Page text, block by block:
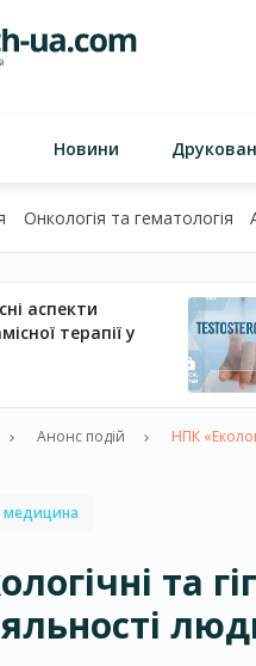
Новини
Онкологія та гематологія
аспекти
терапії у
Анонс подій НПК
медицина
та